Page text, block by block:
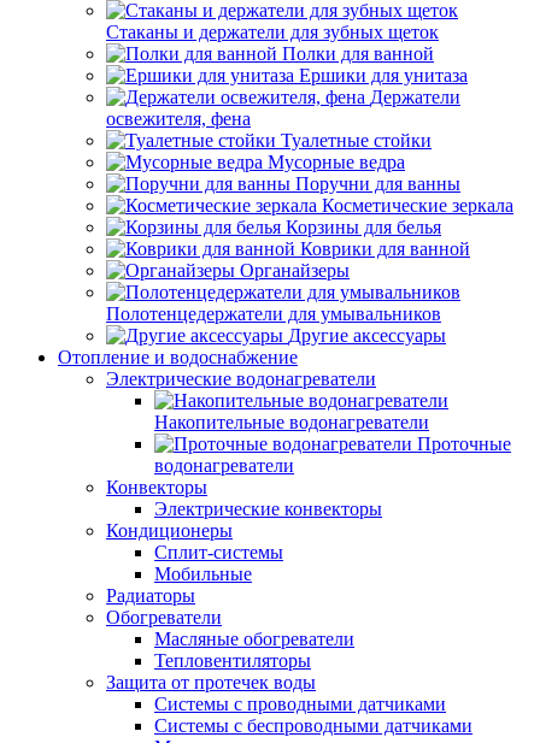
Стаканы и держатели для зубных щеток
Полки для ванной
Ершики для унитаза
Держатели
освежителя, фена
Туалетные стойки
Мусорные ведра
Поручни для ванны
Косметические зеркала
Корзины для белья
Коврики для ванной
Органайзеры
Полотенцедержатели для умывальников
Другие аксессуары
Отопление и водоснабжение
Электрические водонагреватели
Накопительные водонагреватели
Проточные
водонагреватели
Конвекторы
Электрические конвекторы
Кондиционеры
Сплит-системы
Мобильные
Радиаторы
Обогреватели
Масляные обогреватели
Тепловентиляторы
Защита от протечек воды
Системы с проводными датчиками
Системы с беспроводными датчиками